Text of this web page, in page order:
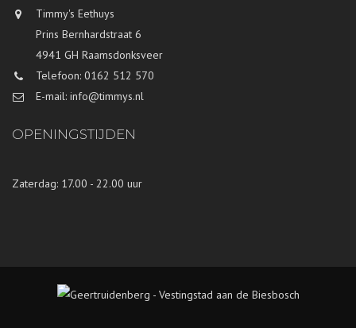
Timmy's Eethuys
Prins Bernhardstraat 6
4941 GH Raamsdonksveer
Telefoon: 0162 512 570
E-mail: info@timmys.nl
OPENINGSTIJDEN
Zaterdag: 17.00 - 22.00 uur